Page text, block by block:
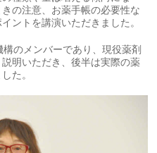
の注意、お薬手帳の必要性な
ントを講演いただきました。
のメンバーであり、現役薬剤
明いただき、後半は実際の薬
た。